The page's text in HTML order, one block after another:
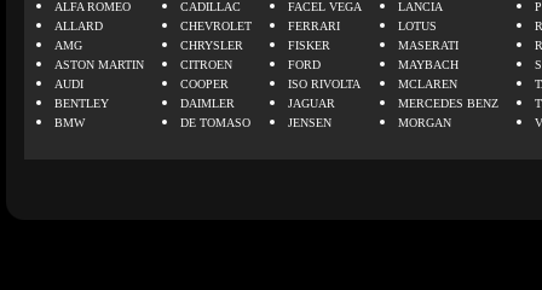
ALFA ROMEO
ALLARD
AMG
ASTON MARTIN
AUDI
BENTLEY
BMW
CADILLAC
CHEVROLET
CHRYSLER
CITROEN
COOPER
DAIMLER
DE TOMASO
FACEL VEGA
FERRARI
FISKER
FORD
ISO RIVOLTA
JAGUAR
JENSEN
LANCIA
LOTUS
MASERATI
MAYBACH
MCLAREN
MERCEDES BENZ
MORGAN